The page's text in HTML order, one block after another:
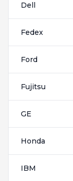
Dell
Fedex
Ford
Fujitsu
GE
Honda
IBM